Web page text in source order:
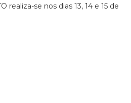
realiza-se nos dias 13, 14 e 15 de